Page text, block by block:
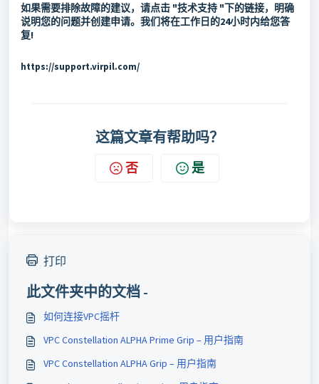
如果需要排除故障的建议，请点击 "技术支持 "下的链接，明确
说明您的问题并创建申请。我们将在工作日的24小时内给您答
复!
https://support.virpil.com/
这篇文章有帮助吗？
否 是
打印
此文件夹中的文档 -
如何连接VPC摇杆
VPC Constellation ALPHA Prime Grip – 用户指南
VPC Constellation ALPHA Grip – 用户指南